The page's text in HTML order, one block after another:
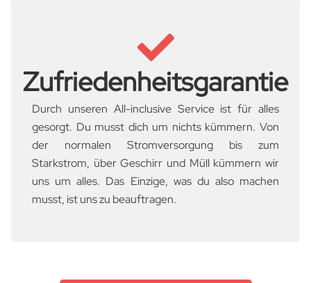
Zufriedenheitsgarantie
Durch unseren All-inclusive Service ist für alles
gesorgt. Du musst dich um nichts kümmern. Von
der normalen Stromversorgung bis zum
Starkstrom, über Geschirr und Müll kümmern wir
uns um alles. Das Einzige, was du also machen
musst, ist uns zu beauftragen.